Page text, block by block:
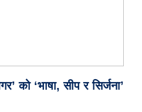
को ‘भाषा, सीप र सिर्जना’